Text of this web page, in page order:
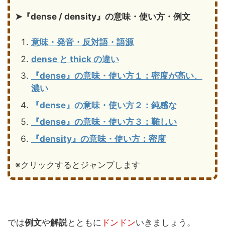
➤『dense / density』の意味・使い方・例文
意味・発音・反対語・語源
dense と thick の違い
『dense』の意味・使い方１：密度が高い、
濃い
『dense』の意味・使い方２：鈍感な
『dense』の意味・使い方３：難しい
『density』の意味・使い方：密度
※クリックするとジャンプします
では例文や解説とともに ドンドンいきましょう。